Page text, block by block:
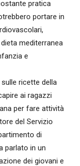
pratica
portare in
mediterranea
e
ricette della
ai ragazzi
per fare attività
del Servizio
di
parlato in un
dei giovani e